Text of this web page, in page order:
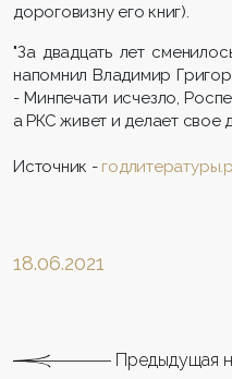
дороговизну его книг).
"За двадцать лет
напомнил Владимир
- Минпечати исчезло,
а РКС живет и делает свое
Источник -
18.06.2021
Предыдущая